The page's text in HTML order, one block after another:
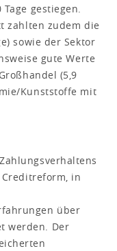
gestiegen.
zahlten zudem die
sowie der Sektor
gute Werte
(5,9
Kunststoffe mit
in
über
werden. Der